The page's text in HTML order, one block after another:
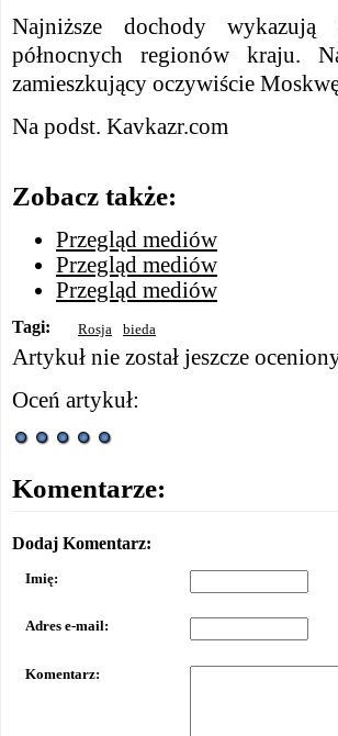
Najniższe dochody wykazują
północnych regionów kraju.
zamieszkujący oczywiście
Na podst. Kavkazr.com
Zobacz także:
Przegląd mediów
Przegląd mediów
Przegląd mediów
Tagi: Rosja bieda
Artykuł nie został jeszcze
Oceń artykuł:
Komentarze:
Dodaj Komentarz:
Imię:
Adres e-mail:
Komentarz: